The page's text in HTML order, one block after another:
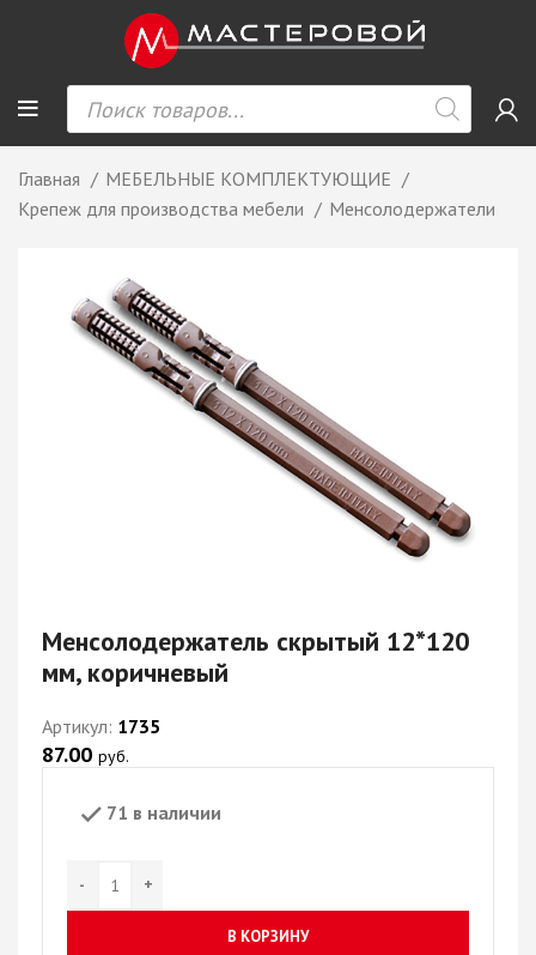
Главная
МЕБЕЛЬНЫЕ КОМПЛЕКТУЮЩИЕ
Крепеж для производства мебели
Менсолодержатели
Менсолодержатель скрытый 12*120
мм, коричневый
Артикул: 1735
87.00 руб.
71 в наличии
В КОРЗИНУ